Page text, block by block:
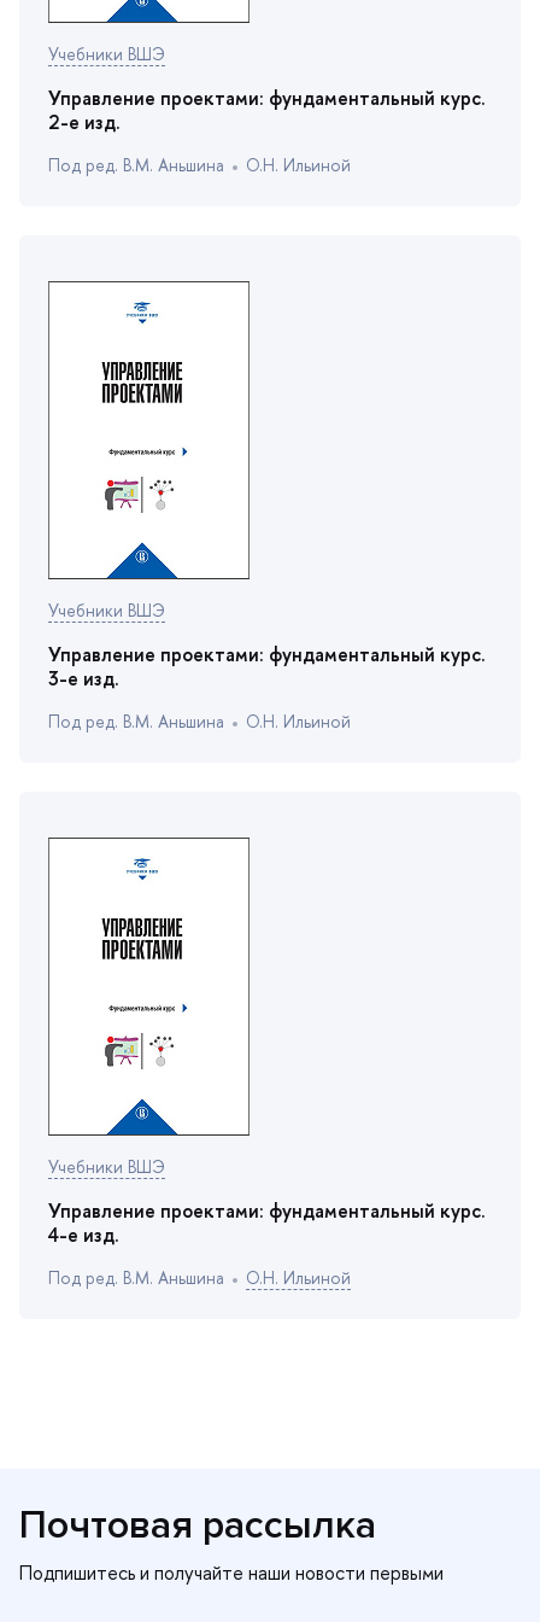
Учебники ВШЭ
Управление проектами: фундаментальный курс.
2-е изд.
Под ред. В.М. Аньшина О.Н. Ильиной
Учебники ВШЭ
Управление проектами: фундаментальный курс.
3-е изд.
Под ред. В.М. Аньшина О.Н. Ильиной
Учебники ВШЭ
Управление проектами: фундаментальный курс.
4-е изд.
Под ред. В.М. Аньшина О.Н. Ильиной
Почтовая рассылка